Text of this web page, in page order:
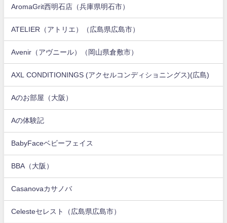
AromaGrit西明石店（兵庫県明石市）
ATELIER（アトリエ）（広島県広島市）
Avenir（アヴニール）（岡山県倉敷市）
AXL CONDITIONINGS (アクセルコンディショニングス)(広島)
Aのお部屋（大阪）
Aの体験記
BabyFaceベビーフェイス
BBA（大阪）
Casanovaカサノバ
Celesteセレスト（広島県広島市）